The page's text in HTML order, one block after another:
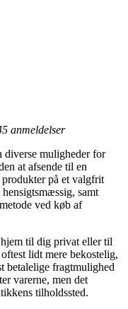
anmeldelser
diverse muligheder for
at afsende til en
på et valgfrit
samt
ved køb af
til dig privat eller til
lidt mere bekostelig,
betalelige fragtmulighed
varerne, men det
tilholdssted.